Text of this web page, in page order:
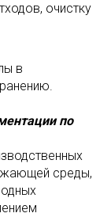
очистку
в
по
среды,